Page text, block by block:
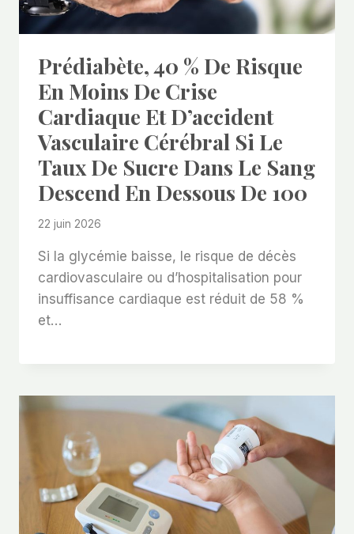
Prédiabète, 40 % De Risque
En Moins De Crise
Cardiaque Et D’accident
Vasculaire Cérébral Si Le
Taux De Sucre Dans Le Sang
Descend En Dessous De 100
22 juin 2026
Si la glycémie baisse, le risque de décès
cardiovasculaire ou d’hospitalisation pour
insuffisance cardiaque est réduit de 58 %
et…